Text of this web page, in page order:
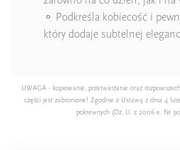
⚬ Podkreśla kobiecość i
który dodaje subtelnej
UWAGA - kopiowanie, przetwarzanie oraz
części jest zabronione! Zgodnie z Ustawą z dnia 4
pokrewnych (Dz. U. z 2006 e. Nr